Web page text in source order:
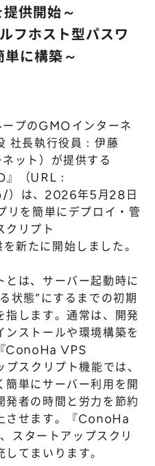
供開始～
ホスト型パスワ
に構築～
プのGMOインターネ
社長執行役員：伊藤
ット）が提供する
（URL：
）は、2026年5月28日
リを簡単にデプロイ・管
クリプト
新たに開始しました。
とは、サーバー起動時に
状態”にするまでの初期
指します。通常は、開発
ストールや環境構築を
ConoHa VPS
スクリプト機能では、
単にサーバー利用を開
発者の時間と労力を節約
させます。『ConoHa
スタートアップスクリ
てまいります。